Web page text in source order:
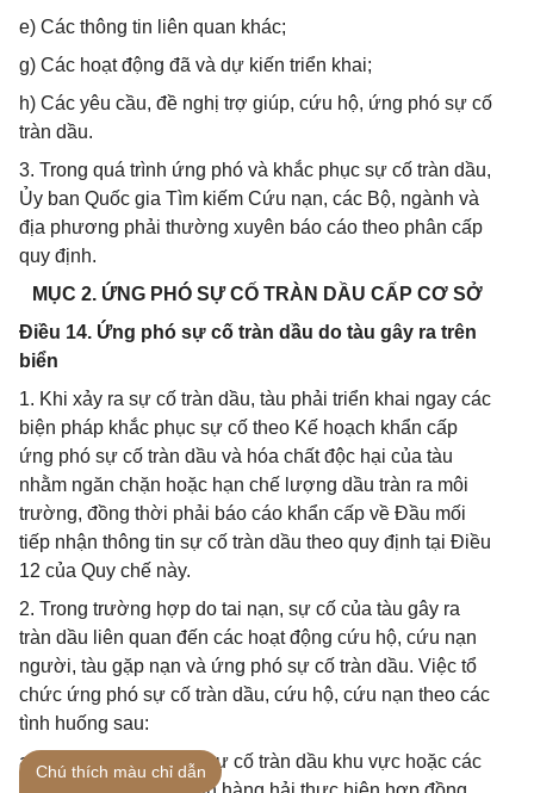
e) Các thông tin liên quan khác;
g) Các hoạt động đã và dự kiến triển khai;
h) Các yêu cầu, đề nghị trợ giúp, cứu hộ, ứng phó sự cố
tràn dầu.
3. Trong quá trình ứng phó và khắc phục sự cố tràn dầu,
Ủy ban Quốc gia Tìm kiếm Cứu nạn, các Bộ, ngành và
địa phương phải thường xuyên báo cáo theo phân cấp
quy định.
MỤC 2. ỨNG PHÓ SỰ CỐ TRÀN DẦU CẤP CƠ SỞ
Điều 14. Ứng phó sự cố tràn dầu do tàu gây ra trên
biển
1. Khi xảy ra sự cố tràn dầu, tàu phải triển khai ngay các
biện pháp khắc phục sự cố theo Kế hoạch khẩn cấp
ứng phó sự cố tràn dầu và hóa chất độc hại của tàu
nhằm ngăn chặn hoặc hạn chế lượng dầu tràn ra môi
trường, đồng thời phải báo cáo khẩn cấp về Đầu mối
tiếp nhận thông tin sự cố tràn dầu theo quy định tại Điều
12 của Quy chế này.
2. Trong trường hợp do tai nạn, sự cố của tàu gây ra
tràn dầu liên quan đến các hoạt động cứu hộ, cứu nạn
người, tàu gặp nạn và ứng phó sự cố tràn dầu. Việc tổ
chức ứng phó sự cố tràn dầu, cứu hộ, cứu nạn theo các
tình huống sau:
a) Trung tâm ứng phó sự cố tràn dầu khu vực hoặc các
Chú thích màu chỉ dẫn